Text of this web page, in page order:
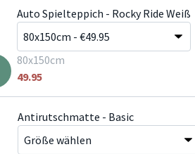
Auto Spielteppich - Rocky Ride Weiß
80x150cm
49.95
Antirutschmatte - Basic